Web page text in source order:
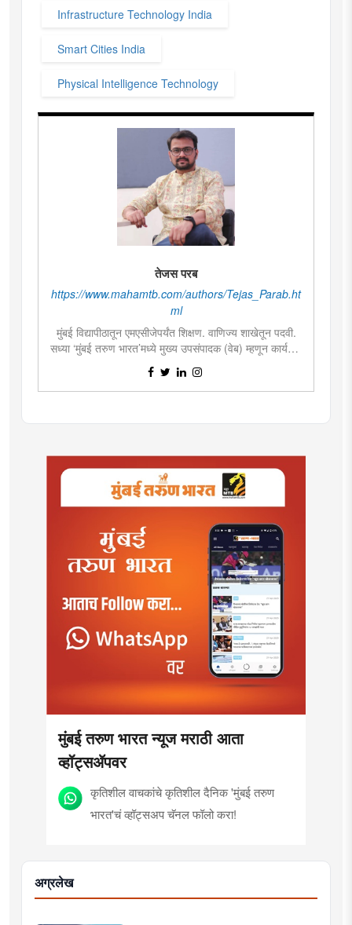
Infrastructure Technology India
Smart Cities India
Physical Intelligence Technology
तेजस परब
https://www.mahamtb.com/authors/Tejas_Parab.ht
ml
मुंबई विद्यापीठातून एमएसीजेपर्यंत शिक्षण. वाणिज्य शाखेतून पदवी.
सध्या ‘मुंबई तरुण भारत’मध्ये मुख्य उपसंपादक (वेब) म्हणून कार्यरत.
पाच वर्षांपासून विविध वृत्तपत्रांमध्ये वार्ताहर व उपसंपादक पदाचा
अनुभव. दोन प्रमुख वृत्तपत्रांतील निनावी सुत्रांच्या बातम्यांबद्दल
संशोधन. डिजिटल मीडियासाठी लेखन. डिजिटल मार्केटींग विषयाचा
मुंबई तरुण भारत न्यूज मराठी आता
व्हॉट्सॲपवर
कृतिशील वाचकांचे कृतिशील दैनिक 'मुंबई तरुण
भारत'चं व्हॉट्सअप चॅनल फॉलो करा!
अग्रलेख